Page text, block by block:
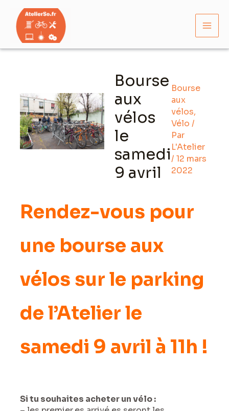
contenu
Bourse
aux
vélos
le
samedi
9 avril
Bourse
aux
vélos,
Vélo /
Par
L'Atelier
/12 mars
2022
Rendez-vous pour
une bourse aux
vélos sur le parking
de l’Atelier le
samedi 9 avril à 11h !
Si tu souhaites acheter un vélo :
Navigation